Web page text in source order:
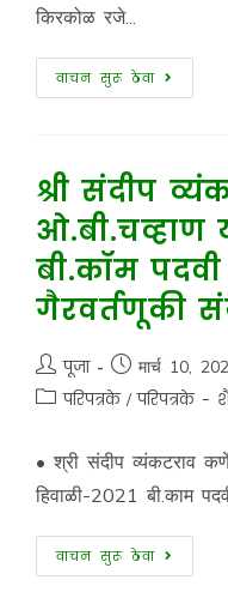
किरकोळ रजे...
वाचन सुरू ठेवा
श्री संदीप
ओ.बी.चव्हाण
बी.कॉम
गैरवर्तणूकी
पूजा मार्च 10,
परिपत्रके / परिपत्रके -
• श्री संदीप व्यंकटराव
हिवाळी-2021 बी.काम
वाचन सुरू ठेवा